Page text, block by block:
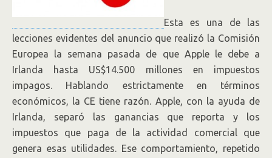
Esta es una de las
lecciones evidentes del anuncio que realizó la Comisión
Europea la semana pasada de que Apple le debe a
Irlanda hasta US$14.500 millones en impuestos
impagos. Hablando estrictamente en términos
económicos, la CE tiene razón. Apple, con la ayuda de
Irlanda, separó las ganancias que reporta y los
impuestos que paga de la actividad comercial que
genera esas utilidades. Ese comportamiento, repetido